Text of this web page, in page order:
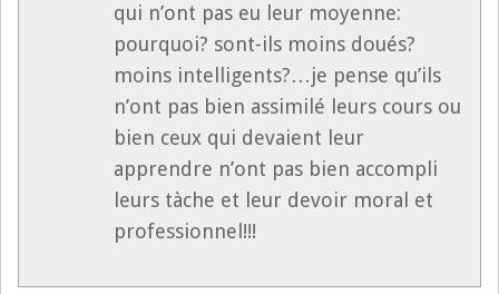
qui n’ont pas eu leur moyenne:
pourquoi? sont-ils moins doués?
moins intelligents?…je pense qu’ils
n’ont pas bien assimilé leurs cours ou
bien ceux qui devaient leur
apprendre n’ont pas bien accompli
leurs tàche et leur devoir moral et
professionnel!!!